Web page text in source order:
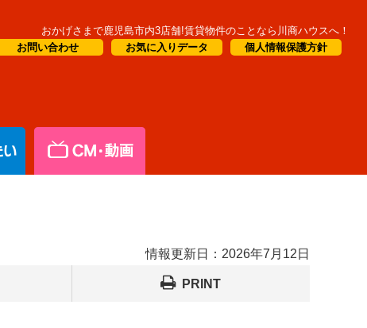
おかげさまで鹿児島市内3店舗!賃貸物件のことなら川商ハウスへ！
個人情報保護方針
お気に入りデータ
お問い合わせ
情報更新日： 2026年7月12日
PRINT